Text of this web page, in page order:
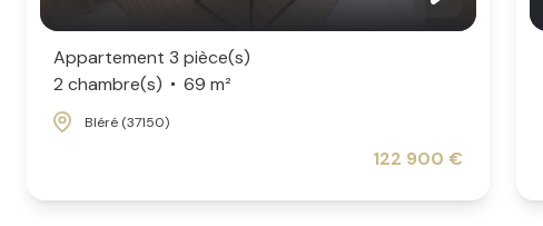
Appartement 3 pièce(s)
2 chambre(s)
69 m²
Bléré (37150)
122 900 €